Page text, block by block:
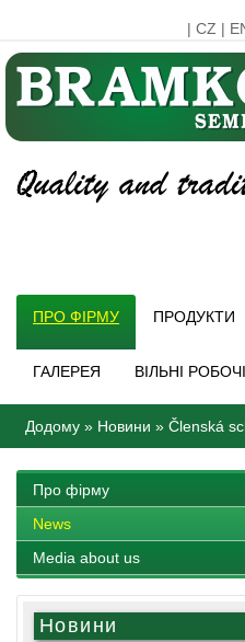
| CZ |
ПРО ФІРМУ ПРОДУКТИ
ГАЛЕРЕЯ ВІЛЬНІ
Додому » Новини » Členská
Про фірму
News
Media about us
Новини